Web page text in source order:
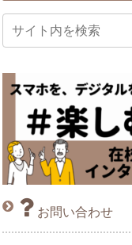
お問い合わせ